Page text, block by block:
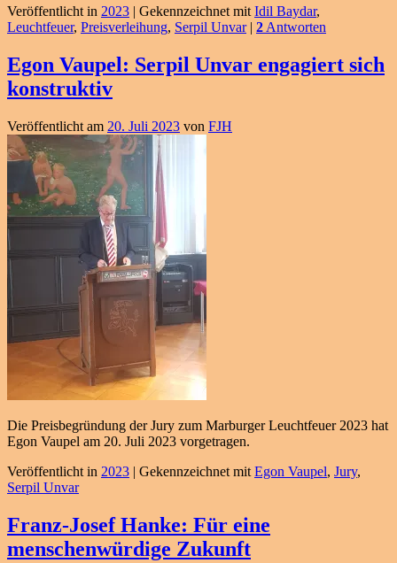
Veröffentlicht in 2023 | Gekennzeichnet mit Idil Baydar,
Leuchtfeuer, Preisverleihung, Serpil Unvar | 2 Antworten
Egon Vaupel: Serpil Unvar engagiert sich
konstruktiv
Veröffentlicht am 20. Juli 2023 von FJH
Die Preisbegründung der Jury zum Marburger Leuchtfeuer 2023 hat
Egon Vaupel am 20. Juli 2023 vorgetragen.
Veröffentlicht in 2023 | Gekennzeichnet mit Egon Vaupel, Jury,
Serpil Unvar
Franz-Josef Hanke: Für eine
menschenwürdige Zukunft